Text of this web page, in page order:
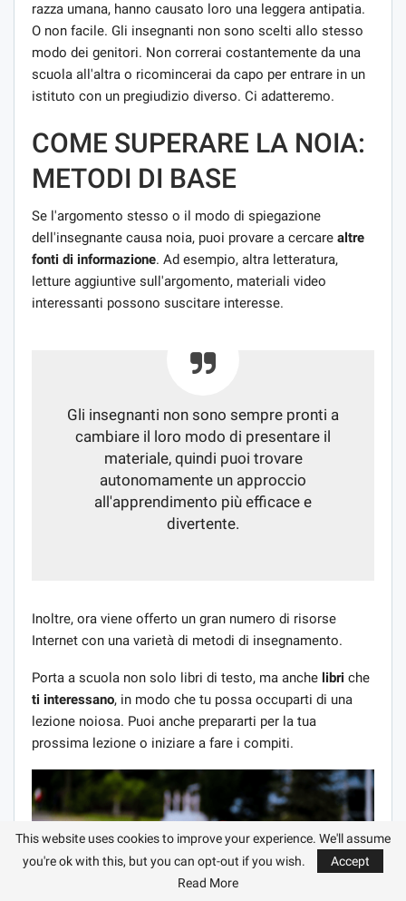
razza umana, hanno causato loro una leggera antipatia.
O non facile. Gli insegnanti non sono scelti allo stesso
modo dei genitori. Non correrai costantemente da una
scuola all'altra o ricomincerai da capo per entrare in un
istituto con un pregiudizio diverso. Ci adatteremo.
COME SUPERARE LA NOIA:
METODI DI BASE
Se l'argomento stesso o il modo di spiegazione
dell'insegnante causa noia, puoi provare a cercare altre
fonti di informazione. Ad esempio, altra letteratura,
letture aggiuntive sull'argomento, materiali video
interessanti possono suscitare interesse.
Gli insegnanti non sono sempre pronti a
cambiare il loro modo di presentare il
materiale, quindi puoi trovare
autonomamente un approccio
all'apprendimento più efficace e
divertente.
Inoltre, ora viene offerto un gran numero di risorse
Internet con una varietà di metodi di insegnamento.
Porta a scuola non solo libri di testo, ma anche libri che
ti interessano, in modo che tu possa occuparti di una
lezione noiosa. Puoi anche prepararti per la tua
prossima lezione o iniziare a fare i compiti.
This website uses cookies to improve your experience. We'll assume
you're ok with this, but you can opt-out if you wish.
Accept
Read More